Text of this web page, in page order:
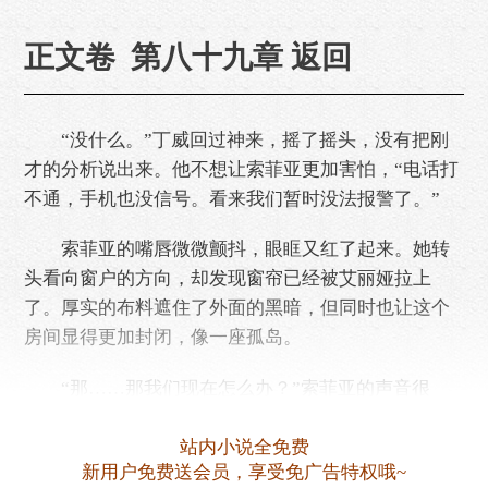
正文卷 第八十九章 返回
“没什么。”丁威回过神来，摇了摇头，没有把刚
才的分析说出来。他不想让索菲亚更加害怕，“电话打
不通，手机也没信号。看来我们暂时没法报警了。”
索菲亚的嘴唇微微颤抖，眼眶又红了起来。她转
头看向窗户的方向，却发现窗帘已经被艾丽娅拉上
了。厚实的布料遮住了外面的黑暗，但同时也让这个
房间显得更加封闭，像一座孤岛。
“那……那我们现在怎么办？”索菲亚的声音很
站内小说全免费
新用户免费送会员，享受免广告特权哦~